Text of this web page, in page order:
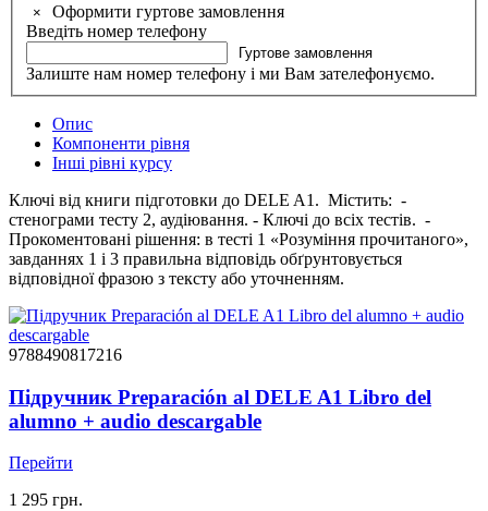
×
Оформити гуртове замовлення
Введіть номер телефону
Гуртове замовлення
Залиште нам номер телефону і ми Вам зателефонуємо.
Опис
Компоненти рівня
Інші рівні курсу
Ключі від книги підготовки до DELE A1. Містить: -
стенограми тесту 2, аудіювання. - Ключі до всіх тестів. -
Прокоментовані рішення: в тесті 1 «Розуміння прочитаного»,
завданнях 1 і 3 правильна відповідь обґрунтовується
відповідної фразою з тексту або уточненням.
9788490817216
Підручник Preparación al DELE A1 Libro del
alumno + audio descargable
Перейти
1 295 грн.